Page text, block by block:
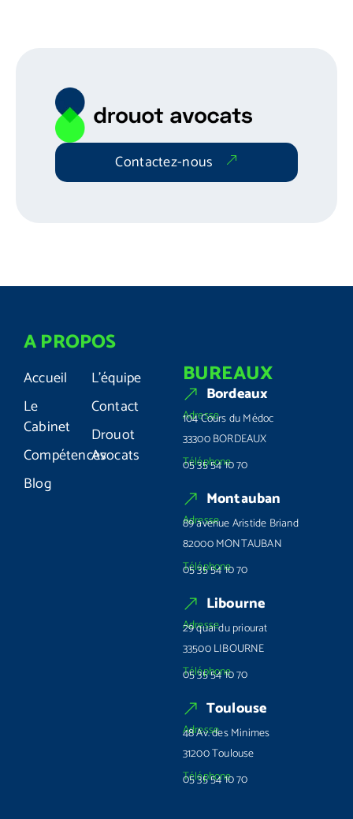
Contactez-nous
A PROPOS
Accueil
Le
Cabinet
Compétences
Blog
L'équipe
Contact
Drouot
Avocats
BUREAUX
Bordeaux
Adresse
104 Cours du Médoc
33300 BORDEAUX
Téléphone
05 35 54 10 70
Montauban
Adresse
89 avenue Aristide Briand
82000 MONTAUBAN
Téléphone
05 35 54 10 70
Libourne
Adresse
29 quai du priourat
33500 LIBOURNE
Téléphone
05 35 54 10 70
Toulouse
Adresse
48 Av. des Minimes
31200 Toulouse
Téléphone
05 35 54 10 70